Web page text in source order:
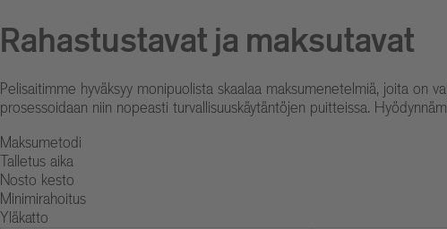
Rahastustavat ja maksutavat
Pelisaitimme hyväksyy monipuolista skaalaa maksumenetelmiä, joita on
prosessoidaan niin nopeasti turvallisuuskäytäntöjen puitteissa.
Maksumetodi
Talletus aika
Nosto kesto
Minimirahoitus
Yläkatto